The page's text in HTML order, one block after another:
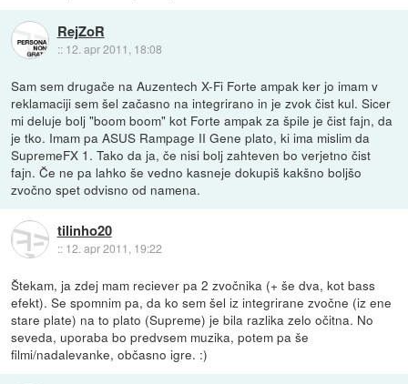
RejZoR
:: 12. apr 2011, 18:08
Sam sem drugače na Auzentech X-Fi Forte ampak ker jo imam v
reklamaciji sem šel začasno na integrirano in je zvok čist kul. Sicer
mi deluje bolj "boom boom" kot Forte ampak za špile je čist fajn, da
je tko. Imam pa ASUS Rampage II Gene plato, ki ima mislim da
SupremeFX 1. Tako da ja, če nisi bolj zahteven bo verjetno čist
fajn. Če ne pa lahko še vedno kasneje dokupiš kakšno boljšo
zvočno spet odvisno od namena.
tilinho20
:: 12. apr 2011, 19:22
Štekam, ja zdej mam reciever pa 2 zvočnika (+ še dva, kot bass
efekt). Se spomnim pa, da ko sem šel iz integrirane zvočne (iz ene
stare plate) na to plato (Supreme) je bila razlika zelo očitna. No
seveda, uporaba bo predvsem muzika, potem pa še
filmi/nadalevanke, občasno igre. :)